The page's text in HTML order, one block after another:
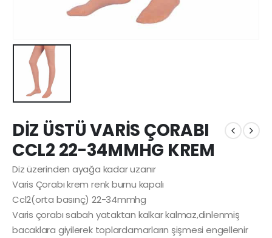
DİZ ÜSTÜ VARİS ÇORABI
CCL2 22-34MMHG KREM
Diz üzerinden ayağa kadar uzanır
Varis Çorabı krem renk burnu kapalı
Ccl2(orta basınç) 22-34mmhg
Varis çorabı sabah yataktan kalkar kalmaz,dinlenmiş
bacaklara giyilerek toplardamarların şişmesi engellenir